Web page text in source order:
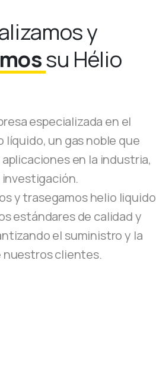
y
su Hélio
especializada en el
líquido, un gas noble que
en la industria,
investigación.
y trasegamos helio liquido
estándares de calidad y
el suministro y la
clientes.